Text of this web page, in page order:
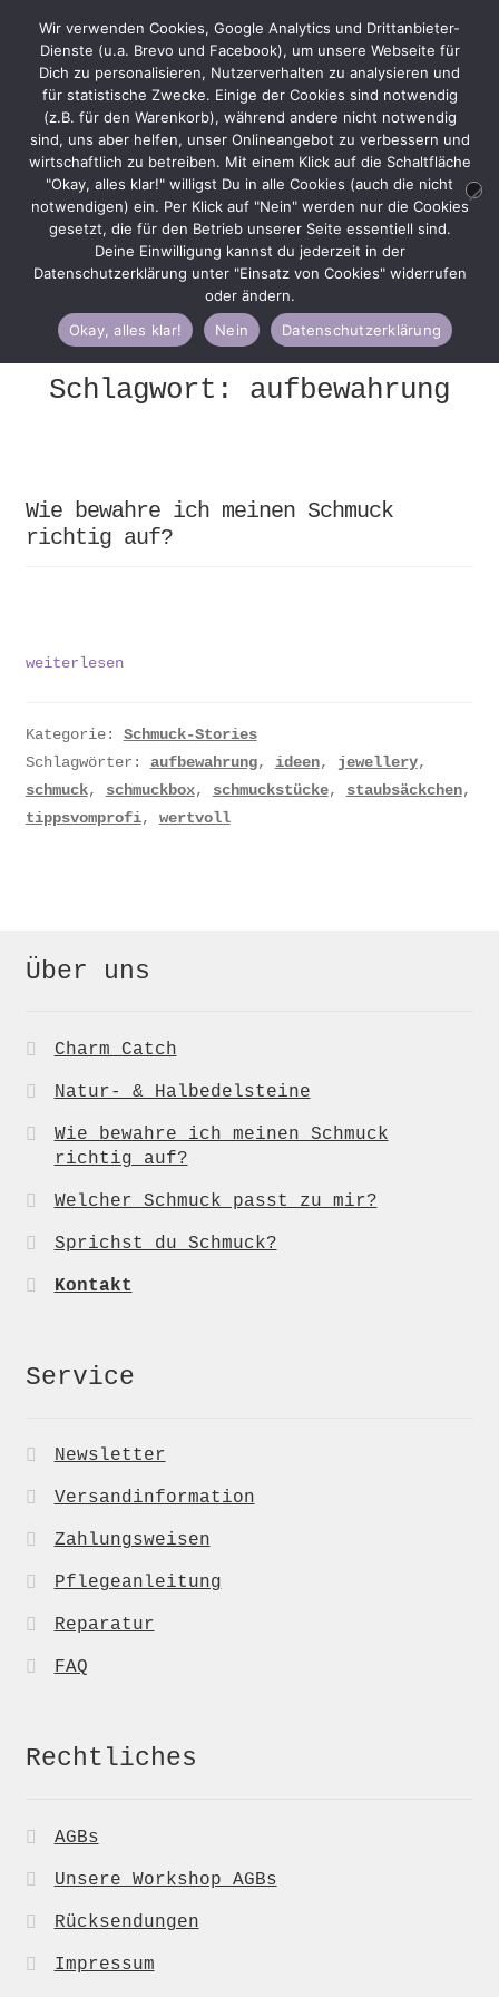
Zur
Navigation
springen
Zum
Inhalt
springen
Menü
Beiträge verschlagwortet mit
Schlagwort: aufbewahrung
Wie bewahre ich meinen Schmuck
richtig auf?
Wie
meinen
Schmuck
richtig
weiterlesen
Kategorie: Schmuck-Stories
Schlagwörter: aufbewahrung, ideen, jewellery,
schmuck, schmuckbox, schmuckstücke, staubsäckchen,
tippsvomprofi, wertvoll
Über uns
Charm Catch
Natur- & Halbedelsteine
Wie bewahre ich meinen Schmuck
richtig auf?
Welcher Schmuck passt zu mir?
Sprichst du Schmuck?
Kontakt
Service
Newsletter
Versandinformation
Zahlungsweisen
Pflegeanleitung
Reparatur
FAQ
Rechtliches
AGBs
Unsere Workshop AGBs
Rücksendungen
Impressum
Wir verwenden Cookies, Google Analytics und Drittanbieter-
Dienste (u.a. Brevo und Facebook), um unsere Webseite für
Dich zu personalisieren, Nutzerverhalten zu analysieren und
für statistische Zwecke. Einige der Cookies sind notwendig
(z.B. für den Warenkorb), während andere nicht notwendig
sind, uns aber helfen, unser Onlineangebot zu verbessern und
wirtschaftlich zu betreiben. Mit einem Klick auf die Schaltfläche
"Okay, alles klar!" willigst Du in alle Cookies (auch die nicht
notwendigen) ein. Per Klick auf "Nein" werden nur die Cookies
gesetzt, die für den Betrieb unserer Seite essentiell sind.
Deine Einwilligung kannst du jederzeit in der
Datenschutzerklärung unter "Einsatz von Cookies" widerrufen
oder ändern.
Okay, alles klar!
Nein Datenschutzerklärung